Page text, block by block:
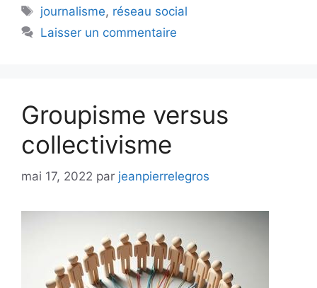
Étiquettes
journalisme, réseau social
Laisser un commentaire
Groupisme versus
collectivisme
mai 17, 2022 par jeanpierrelegros